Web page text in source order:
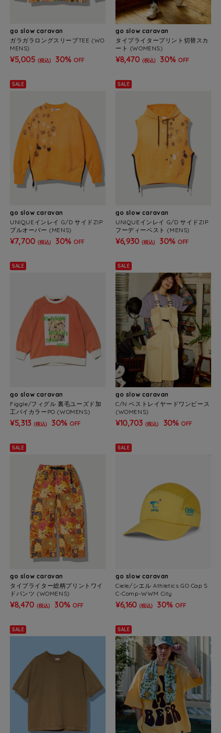
go slow caravan
ガラガラロングスリーブTEE (WO
MENS)
¥5,005 (税込) 30% OFF
go slow caravan
タイプライタープリント切替スカ
ート (WOMENS)
¥8,470 (税込) 30% OFF
SALE
go slow caravan
UNIQUEインレイ G/D サイドZIP
プルオーバー (MENS)
¥7,700 (税込) 30% OFF
SALE
go slow caravan
UNIQUEインレイ G/D サイドZIP
フーディーベスト (MENS)
¥6,930 (税込) 30% OFF
SALE
go slow caravan
Figgle/フィグル 裏毛ユーズド加
工バイカラーPO (WOMENS)
¥5,313 (税込) 30% OFF
SALE
go slow caravan
C/N ベストレイヤードワンピース
(WOMENS)
¥10,703 (税込) 30% OFF
SALE
go slow caravan
タイプライター総柄プリントワイ
ドパンツ (WOMENS)
¥8,470 (税込) 30% OFF
SALE
go slow caravan
Ciele/シエル Athletics GO Cap S
C-Comp-WWM City
¥6,160 (税込) 30% OFF
SALE SALE